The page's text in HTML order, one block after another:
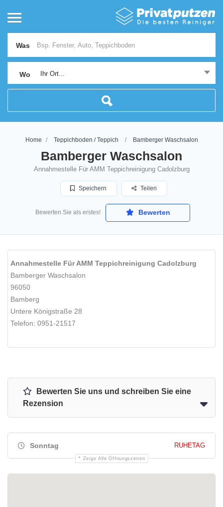
Was
Wo Ihr Ort...
Home Teppichboden / Teppich Bamberger Waschsalon
Bamberger Waschsalon
Annahmestelle Für AMM Teppichreinigung Cadolzburg
Speichern Teilen
Bewerten Sie als erstes! Bewerten
Annahmestelle Für AMM Teppichreinigung Cadolzburg
Bamberger Waschsalon
96050
Bamberg
Untere Königstraße 28
Telefon: 0951-21517
Bewerten Sie uns und schreiben Sie eine
Rezension
Sonntag RUHETAG
Zeige Alle Öffnungszeiten